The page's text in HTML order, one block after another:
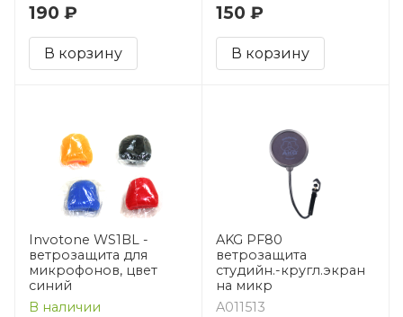
190 ₽
В корзину
150 ₽
В корзину
Invotone WS1BL -
ветрозащита для
микрофонов, цвет
синий
В наличии
AKG PF80
ветрозащита
студийн.-кругл.экран
на микр
A011513